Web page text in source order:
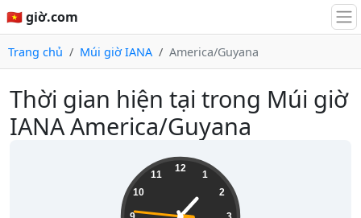
🇻🇳 giờ.com
Trang chủ Múi giờ IANA America/Guyana
Thời gian hiện tại trong Múi giờ
IANA America/Guyana
12
1
2
10
11